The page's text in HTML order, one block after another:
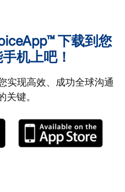
下载到您
机上吧！
实现高效、成功全球沟通
关键。